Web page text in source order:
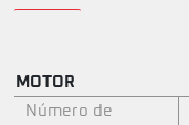
MOTOR
Número de